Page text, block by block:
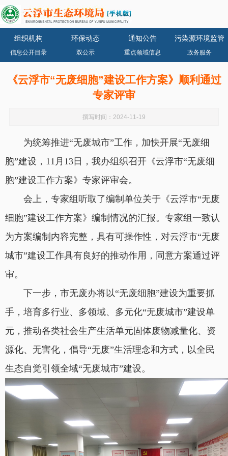
组织机构 环保动态 通知公告 污染源环境监管
信息公开目录 双公示 重点领域信息 政务服务
《云浮市“无废细胞”建设工作方案》顺利通过
专家评审
撰写时间：2024-11-19
为统筹推进“无废城市”工作，加快开展“无废细
胞”建设，11月13日，我办组织召开《云浮市“无废细
胞”建设工作方案》专家评审会。
会上，专家组听取了编制单位关于《云浮市“无废
细胞”建设工作方案》编制情况的汇报。专家组一致认
为方案编制内容完整，具有可操作性，对云浮市“无废
城市”建设工作具有良好的推动作用，同意方案通过评
审。
下一步，市无废办将以“无废细胞”建设为重要抓
手，培育多行业、多领域、多元化“无废城市”建设单
元，推动各类社会生产生活单元固体废物减量化、资
源化、无害化，倡导“无废”生活理念和方式，以全民
生态自觉引领全域“无废城市”建设。